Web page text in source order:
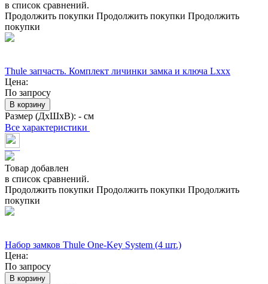
в список сравнений.
Продолжить покупки Продолжить покупки Продолжить
покупки
Thule запчасть. Комплект личинки замка и ключа Lxxx
Цена:
По запросу
В корзину
Размер (ДхШхВ): - см
Все характеристики
Товар добавлен
в список сравнений.
Продолжить покупки Продолжить покупки Продолжить
покупки
Набор замков Thule One-Key System (4 шт.)
Цена:
По запросу
В корзину